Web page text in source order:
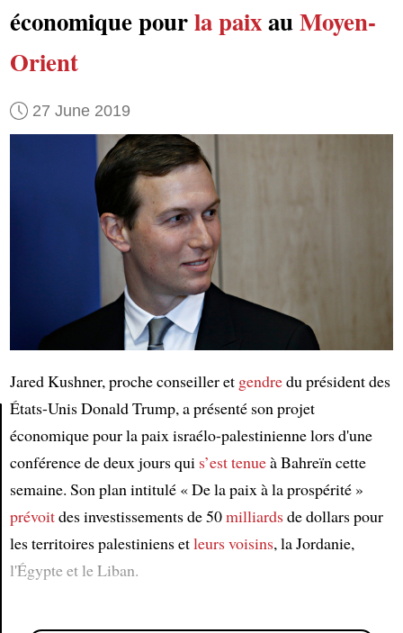
Article
économique pourla paixauMoyen-
Orient
27 June 2019
Jared Kushner, proche conseiller et gendredu président des
États-Unis Donald Trump, a présenté son projet
économique pour la paix israélo-palestinienne lors d'une
conférence de deux jours qui s’est tenueà Bahreïn cette
semaine. Son plan intitulé « De la paix à la prospérité »
prévoitdes investissements de 50milliardsde dollars pour
les territoires palestiniens etleurs voisins, la Jordanie,
l'Égypte et le Liban.